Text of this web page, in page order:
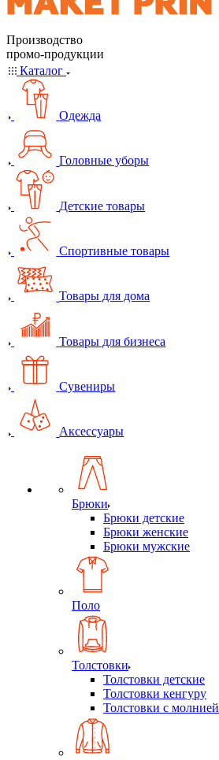
Производство
промо-продукции
Каталог
Одежда
Головные уборы
Детские товары
Спортивные товары
Товары для дома
Товары для бизнеса
Сувениры
Аксессуары
Брюки
Брюки детские
Брюки женские
Брюки мужские
Поло
Толстовки
Толстовки детские
Толстовки кенгуру
Толстовки с молнией